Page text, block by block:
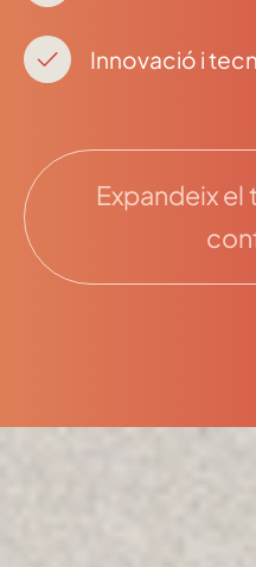
Innovació i
Expandeix